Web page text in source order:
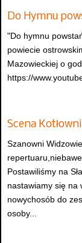
Do Hymnu
"Do hymnu
powiecie
Mazowieckiej o
https://
Scena
Szanowni
Postawiliśmy na
nastawiamy się na
nowychosób do
osoby...